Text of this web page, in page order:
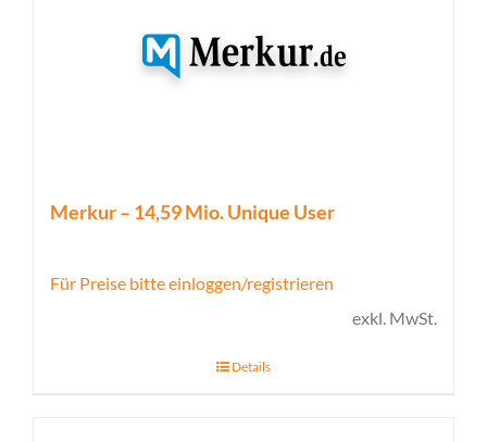
Merkur – 14,59 Mio. Unique User
Für Preise bitte einloggen/registrieren
exkl. MwSt.
Details